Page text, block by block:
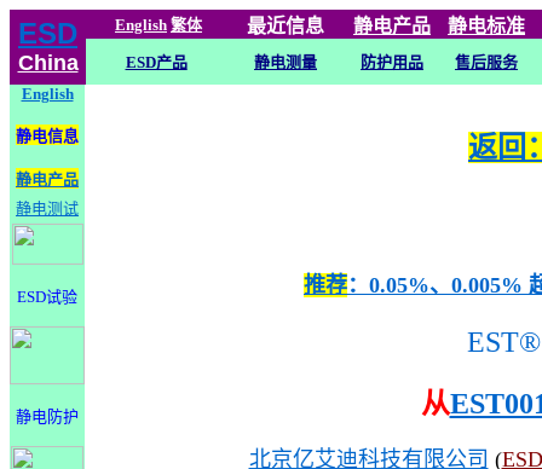
ESD
China
English 繁体 最近信息 静电产品 静电标准
ESD产品 静电测量 防护用品
售后服务
English
静电信息
静电产品
静电测试
ESD试验
静电防护
返回
推荐：0.05%、0.005%
EST®
从
北京亿艾迪科技有限公司 (